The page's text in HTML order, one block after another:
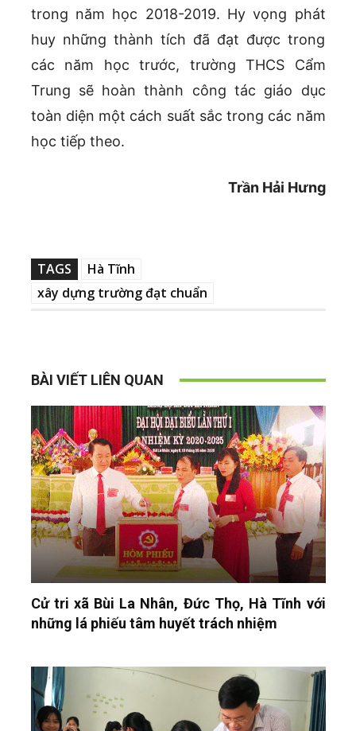
trong năm học 2018-2019. Hy vọng phát
huy những thành tích đã đạt được trong
các năm học trước, trường THCS Cẩm
Trung sẽ hoàn thành công tác giáo dục
toàn diện một cách suất sắc trong các năm
học tiếp theo.
Trần Hải Hưng
TAGS
Hà Tĩnh
xây dựng trường đạt chuẩn
BÀI VIẾT LIÊN QUAN
Cử tri xã Bùi La Nhân, Đức Thọ, Hà Tĩnh với
những lá phiếu tâm huyết trách nhiệm